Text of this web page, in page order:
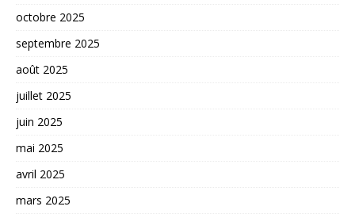
octobre 2025
septembre 2025
août 2025
juillet 2025
juin 2025
mai 2025
avril 2025
mars 2025